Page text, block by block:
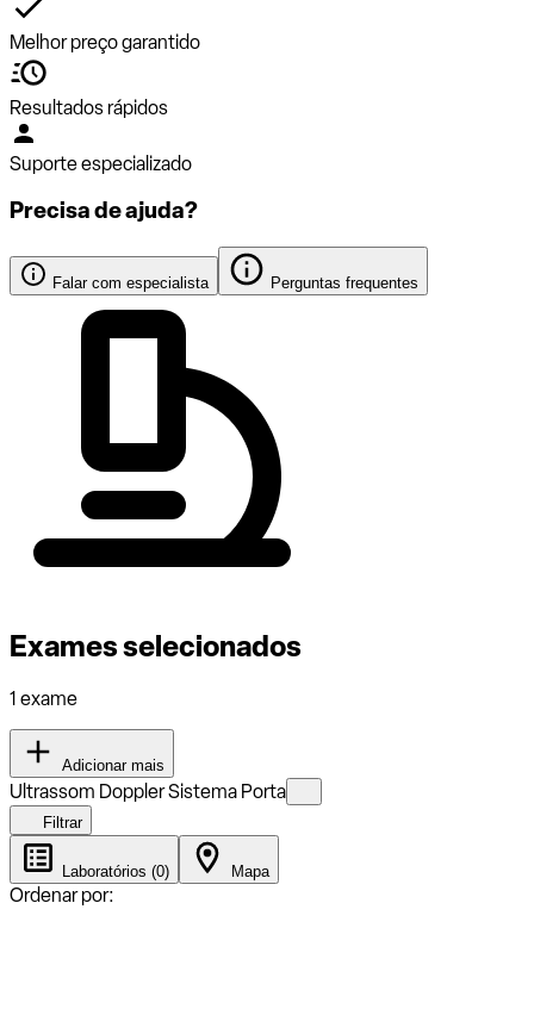
Melhor preço garantido
Resultados rápidos
Suporte especializado
Precisa de ajuda?
Falar com especialista Perguntas frequentes
Exames selecionados
1 exame
Adicionar mais
Ultrassom Doppler Sistema Porta
Filtrar
Laboratórios (0) Mapa
Ordenar por: